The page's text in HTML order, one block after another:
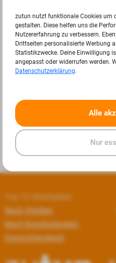
Top 10 Arbeitgeber
Nach Städten
Nach Bundesländern
Deutschlandweit
zutun nutzt funktionale Cookies um
gestalten. Diese helfen uns die
Nutzererfahrung zu verbessern.
Drittseiten personalisierte Werbung
Statistikzwecke. Deine Einwilligung
angepasst oder widerrufen werden.
Datenschutzerklärung.
Alle
Nur